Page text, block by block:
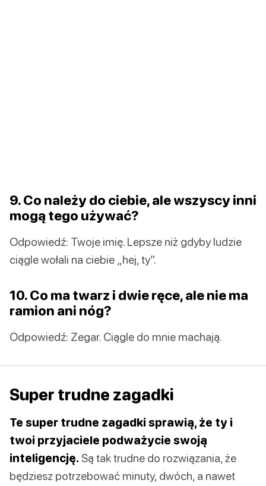
9. Co należy do ciebie, ale wszyscy inni
mogą tego używać?
Odpowiedź: Twoje imię. Lepsze niż gdyby ludzie
ciągle wołali na ciebie „hej, ty”.
10. Co ma twarz i dwie ręce, ale nie ma
ramion ani nóg?
Odpowiedź: Zegar. Ciągle do mnie machają.
Super trudne zagadki
Te super trudne zagadki sprawią, że ty i
twoi przyjaciele podważycie swoją
inteligencję. Są tak trudne do rozwiązania, że
będziesz potrzebować minuty, dwóch, a nawet